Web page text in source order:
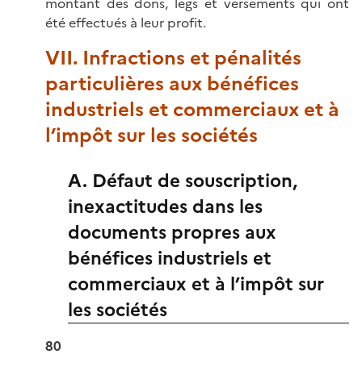
été effectués à leur profit.
VII. Infractions et pénalités
particulières aux bénéfices
industriels et commerciaux et à
l’impôt sur les sociétés
A. Défaut de souscription,
inexactitudes dans les
documents propres aux
bénéfices industriels et
commerciaux et à l’impôt sur
les sociétés
80